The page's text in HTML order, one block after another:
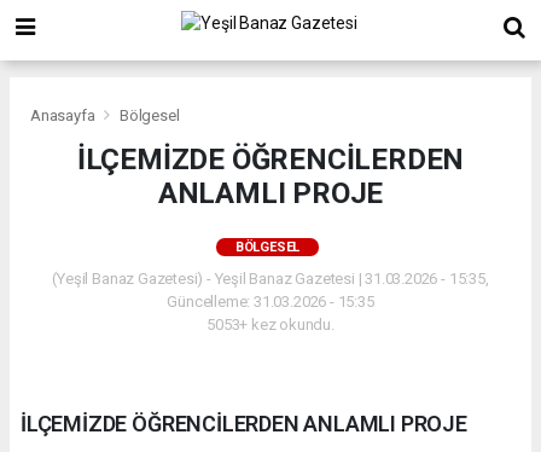
Anasayfa Bölgesel
İLÇEMİZDE ÖĞRENCİLERDEN
ANLAMLI PROJE
BÖLGESEL
(Yeşil Banaz Gazetesi) - Yeşil Banaz Gazetesi | 31.03.2026 - 15:35,
Güncelleme: 31.03.2026 - 15:35
5053+ kez okundu.
İLÇEMİZDE ÖĞRENCİLERDEN ANLAMLI PROJE